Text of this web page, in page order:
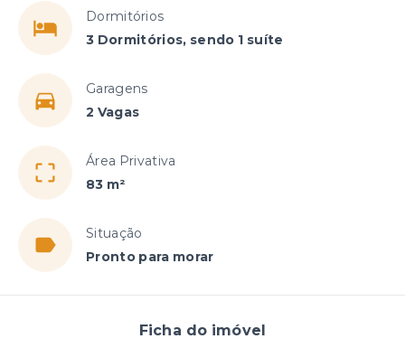
Dormitórios
3 Dormitórios, sendo 1 suíte
Garagens
2 Vagas
Área Privativa
83 m²
Situação
Pronto para morar
Ficha do imóvel